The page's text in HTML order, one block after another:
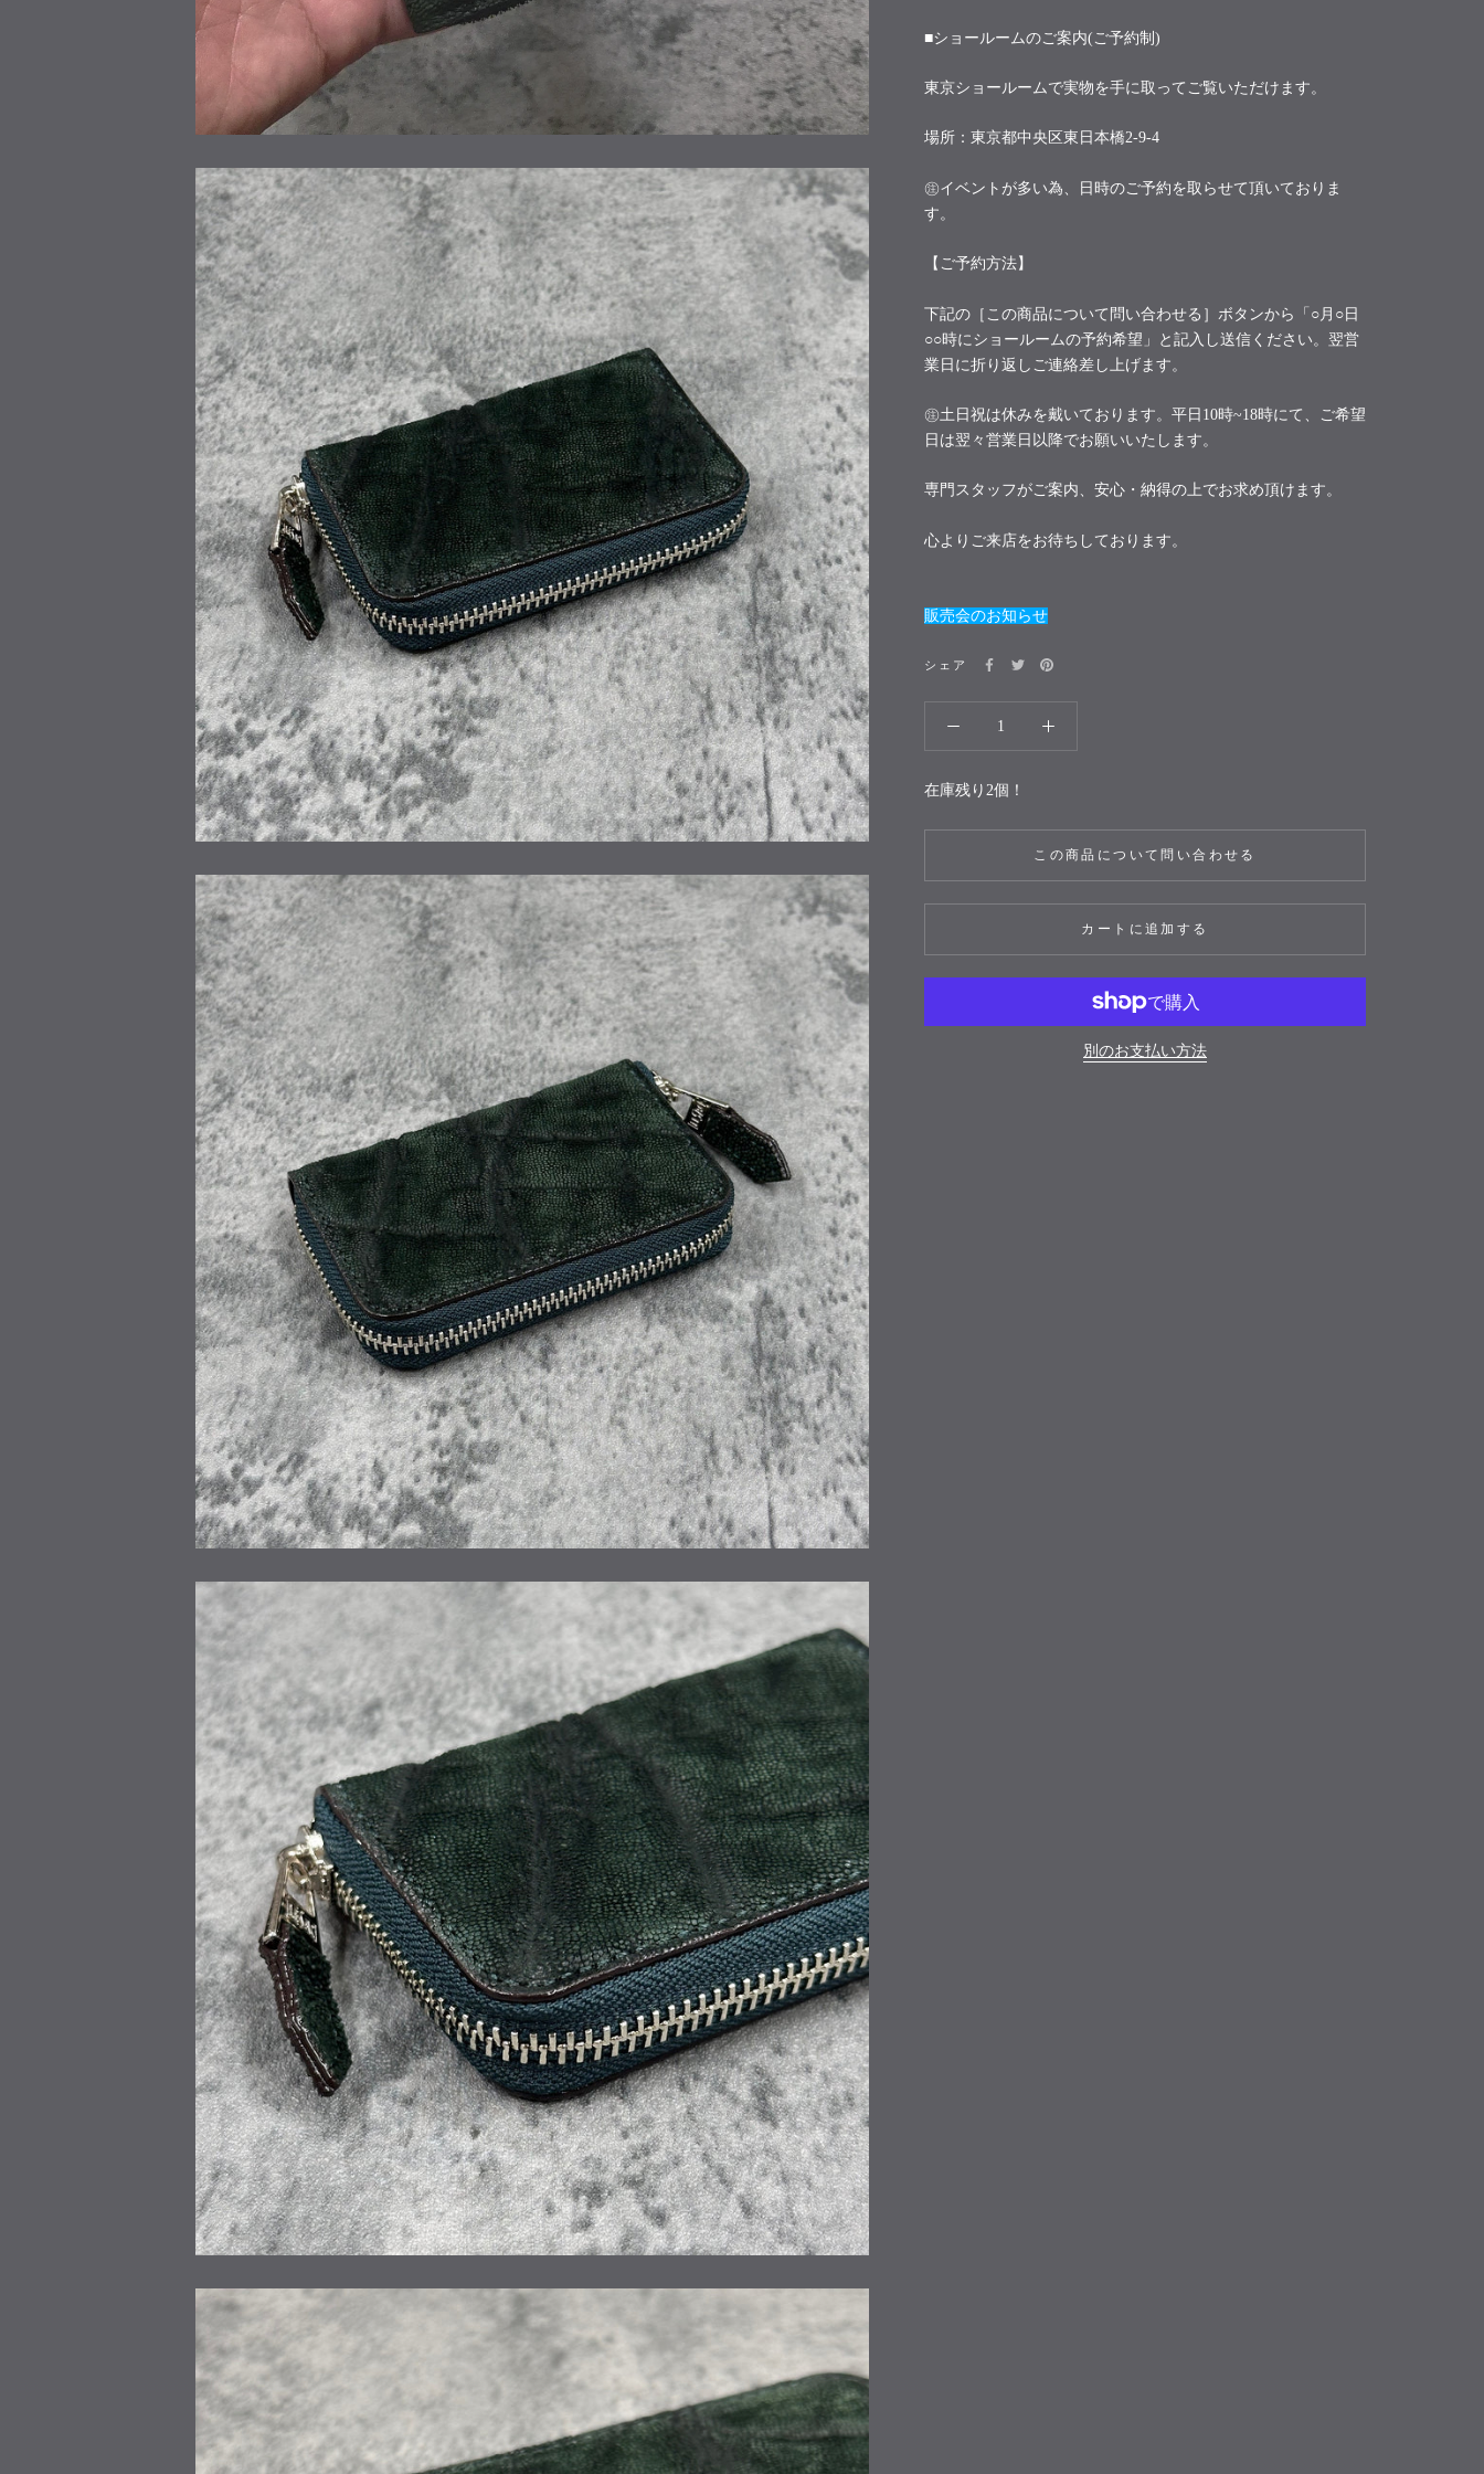
■ショールームのご案内(ご予約制)
東京ショールームで実物を手に取ってご覧いただけます。
場所：東京都中央区東日本橋2-9-4
㊟イベントが多い為、日時のご予約を取らせて頂いておりま
す。
【ご予約方法】
下記の［この商品について問い合わせる］ボタンから「○月○日
○○時にショールームの予約希望」と記入し送信ください。翌営
業日に折り返しご連絡差し上げます。
㊟土日祝は休みを戴いております。平日10時~18時にて、ご希望
日は翌々営業日以降でお願いいたします。
専門スタッフがご案内、安心・納得の上でお求め頂けます。
心よりご来店をお待ちしております。
販売会のお知らせ
シェア
在庫残り2個！
この商品について問い合わせる
カートに追加する
別のお支払い方法